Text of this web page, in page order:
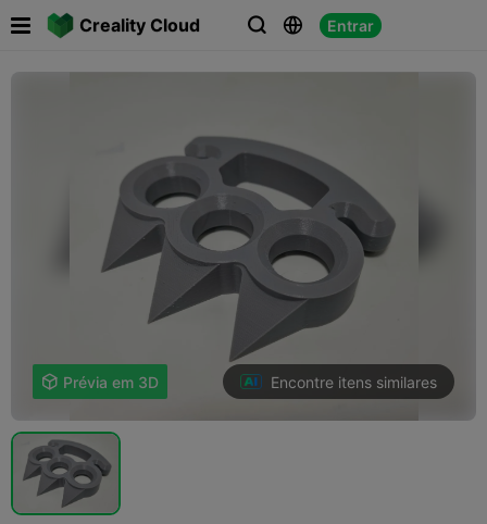
Creality Cloud   Entrar

 Prévia em 3D Encontre itens similares